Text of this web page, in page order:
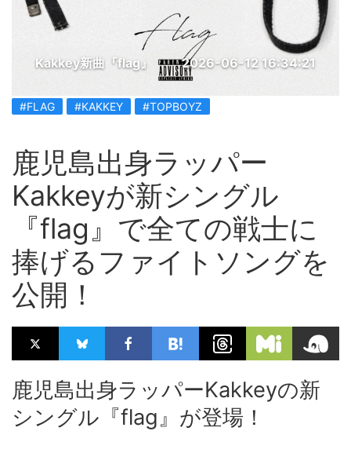
Kakkey新曲『flag』 2026-06-12 16:34:21
#FLAG #KAKKEY #TOPBOYZ
鹿児島出身ラッパー
Kakkeyが新シングル
『flag』で全ての戦士に
捧げるファイトソングを
公開！
鹿児島出身ラッパーKakkeyの新
シングル『flag』が登場！